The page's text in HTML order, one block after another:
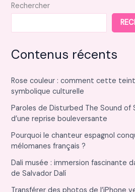
thermique
Rechercher
Contenus récents
Rose couleur : comment cette
symbolique culturelle
Paroles de Disturbed The Sound of
d’une reprise bouleversante
Pourquoi le chanteur espagnol
mélomanes français ?
Dali musée : immersion fascinante
de Salvador Dalí